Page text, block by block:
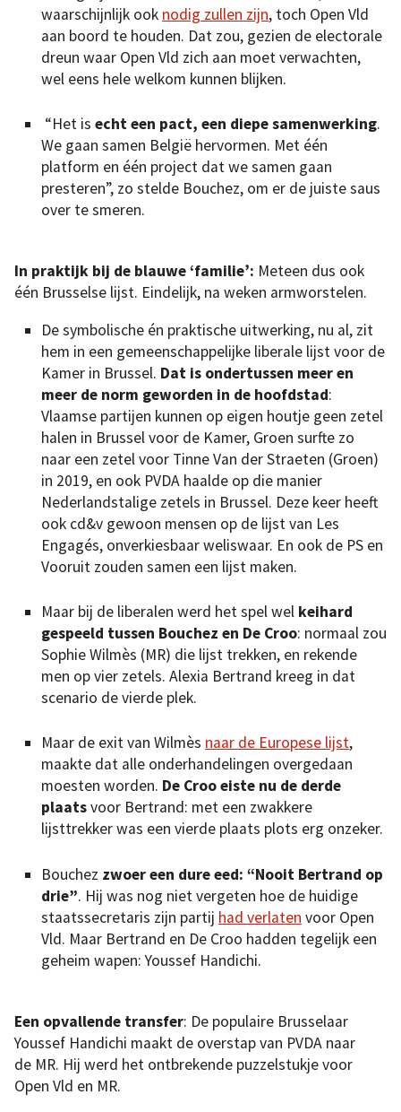
waarschijnlijk ook nodig zullen zijn, toch Open Vld
aan boord te houden. Dat zou, gezien de electorale
dreun waar Open Vld zich aan moet verwachten,
wel eens hele welkom kunnen blijken.
“Het is echt een pact, een diepe samenwerking.
We gaan samen België hervormen. Met één
platform en één project dat we samen gaan
presteren”, zo stelde Bouchez, om er de juiste saus
over te smeren.
In praktijk bij de blauwe ‘familie’: Meteen dus ook
één Brusselse lijst. Eindelijk, na weken armworstelen.
De symbolische én praktische uitwerking, nu al, zit
hem in een gemeenschappelijke liberale lijst voor de
Kamer in Brussel. Dat is ondertussen meer en
meer de norm geworden in de hoofdstad:
Vlaamse partijen kunnen op eigen houtje geen zetel
halen in Brussel voor de Kamer, Groen surfte zo
naar een zetel voor Tinne Van der Straeten (Groen)
in 2019, en ook PVDA haalde op die manier
Nederlandstalige zetels in Brussel. Deze keer heeft
ook cd&v gewoon mensen op de lijst van Les
Engagés, onverkiesbaar weliswaar. En ook de PS en
Vooruit zouden samen een lijst maken.
Maar bij de liberalen werd het spel wel keihard
gespeeld tussen Bouchez en De Croo: normaal zou
Sophie Wilmès (MR) die lijst trekken, en rekende
men op vier zetels. Alexia Bertrand kreeg in dat
scenario de vierde plek.
Maar de exit van Wilmès naar de Europese lijst,
maakte dat alle onderhandelingen overgedaan
moesten worden. De Croo eiste nu de derde
plaatsvoor Bertrand: met een zwakkere
lijsttrekker was een vierde plaats plots erg onzeker.
Bouchez zwoer een dure eed: “Nooit Bertrand op
drie”. Hij was nog niet vergeten hoe de huidige
staatssecretaris zijn partij had verlaten voor Open
Vld. Maar Bertrand en De Croo hadden tegelijk een
geheim wapen: Youssef Handichi.
Een opvallende transfer: De populaire Brusselaar
Youssef Handichi maakt de overstap van PVDA naar
de MR. Hij werd het ontbrekende puzzelstukje voor
Open Vld en MR.